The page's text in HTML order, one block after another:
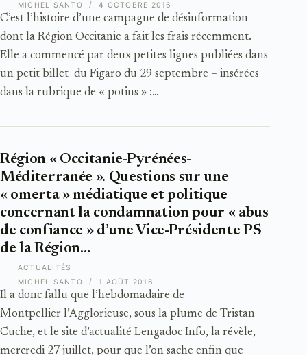
C’est l’histoire d’une campagne de désinformation
dont la Région Occitanie a fait les frais récemment.
Elle a commencé par deux petites lignes publiées dans
un petit billet du Figaro du 29 septembre – insérées
dans la rubrique de « potins » :…
MICHEL SANTO 4 OCTOBRE 2016
ACTUALITÉS
Région « Occitanie-Pyrénées-
Méditerranée ». Questions sur une
« omerta » médiatique et politique
concernant la condamnation pour « abus
de confiance » d’une Vice-Présidente PS
de la Région…
Il a donc fallu que l’hebdomadaire de
Montpellier l’Agglorieuse, sous la plume de Tristan
Cuche, et le site d’actualité Lengadoc Info, la révèle,
mercredi 27 juillet, pour que l’on sache enfin que
MICHEL SANTO 1 AOÛT 2016